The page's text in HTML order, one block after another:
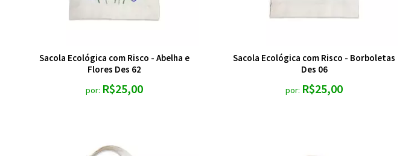
Sacola Ecológica com Risco - Abelha e
Flores Des 62
por: R$25,00
Sacola Ecológica com Risco - Borboletas
Des 06
por: R$25,00